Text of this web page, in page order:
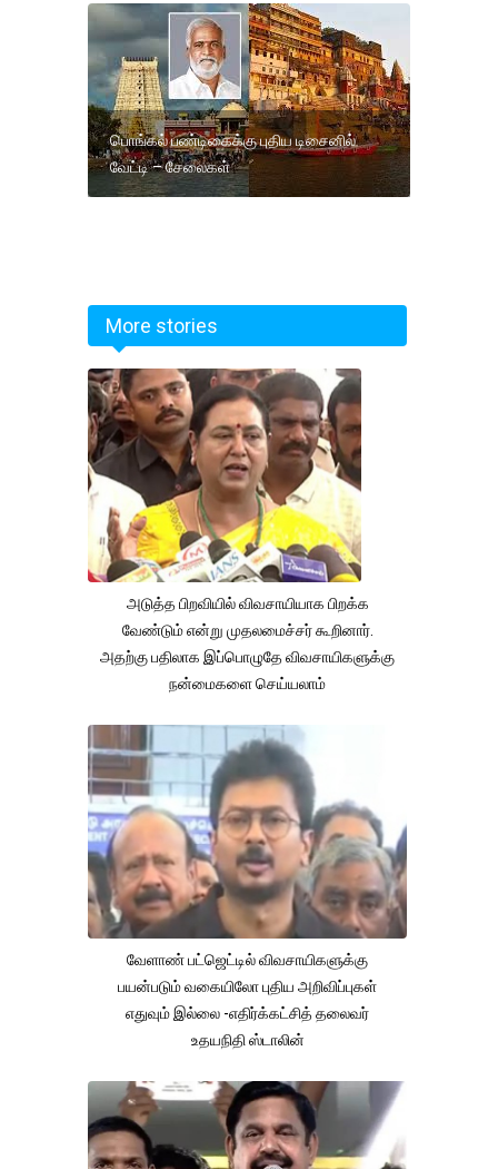
பொங்கல் பண்டிகைக்கு புதிய டிசைனில்
வேட்டி – சேலைகள்
More stories
அடுத்த பிறவியில் விவசாயியாக பிறக்க
வேண்டும் என்று முதலமைச்சர் கூறினார்.
அதற்கு பதிலாக இப்பொழுதே விவசாயிகளுக்கு
நன்மைகளை செய்யலாம்
வேளாண் பட்ஜெட்டில் விவசாயிகளுக்கு
பயன்படும் வகையிலோ புதிய அறிவிப்புகள்
எதுவும் இல்லை -எதிர்க்கட்சித் தலைவர்
உதயநிதி ஸ்டாலின்